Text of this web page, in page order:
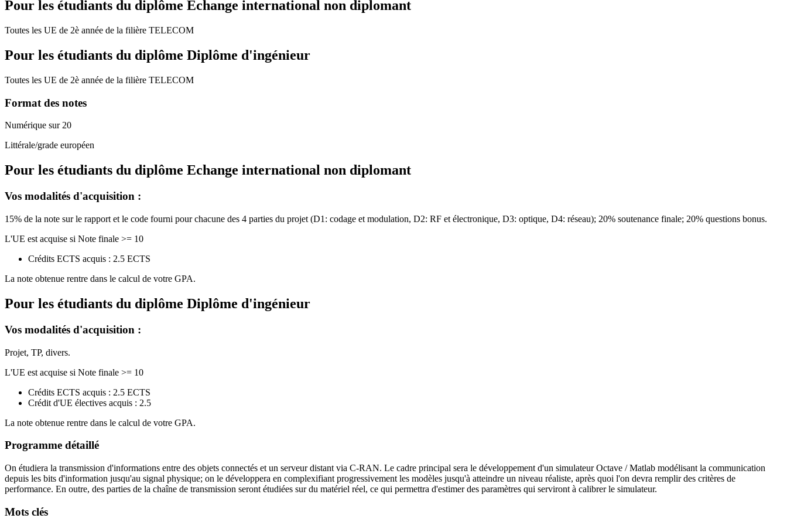
Pour les étudiants du diplôme Echange international non diplomant
Toutes les UE de 2è année de la filière TELECOM
Pour les étudiants du diplôme Diplôme d'ingénieur
Toutes les UE de 2è année de la filière TELECOM
Format des notes
Numérique sur 20
Littérale/grade européen
Pour les étudiants du diplôme Echange international non diplomant
Vos modalités d'acquisition :
15% de la note sur le rapport et le code fourni pour chacune des 4 parties du projet (D1: codage et modulation, D2: RF et électronique, D3: optique, D4: réseau); 20% soutenance finale; 20% questions bonus.
L'UE est acquise si Note finale >= 10
Crédits ECTS acquis : 2.5 ECTS
La note obtenue rentre dans le calcul de votre GPA.
Pour les étudiants du diplôme Diplôme d'ingénieur
Vos modalités d'acquisition :
Projet, TP, divers.
L'UE est acquise si Note finale >= 10
Crédits ECTS acquis : 2.5 ECTS
Crédit d'UE électives acquis : 2.5
La note obtenue rentre dans le calcul de votre GPA.
Programme détaillé
On étudiera la transmission d'informations entre des objets connectés et un serveur distant via C-RAN. Le cadre principal sera le développement d'un simulateur Octave / Matlab modélisant la communication
depuis les bits d'information jusqu'au signal physique; on le développera en complexifiant progressivement les modèles jusqu'à atteindre un niveau réaliste, après quoi l'on devra remplir des critères de
performance. En outre, des parties de la chaîne de transmission seront étudiées sur du matériel réel, ce qui permettra d'estimer des paramètres qui serviront à calibrer le simulateur.
Mots clés